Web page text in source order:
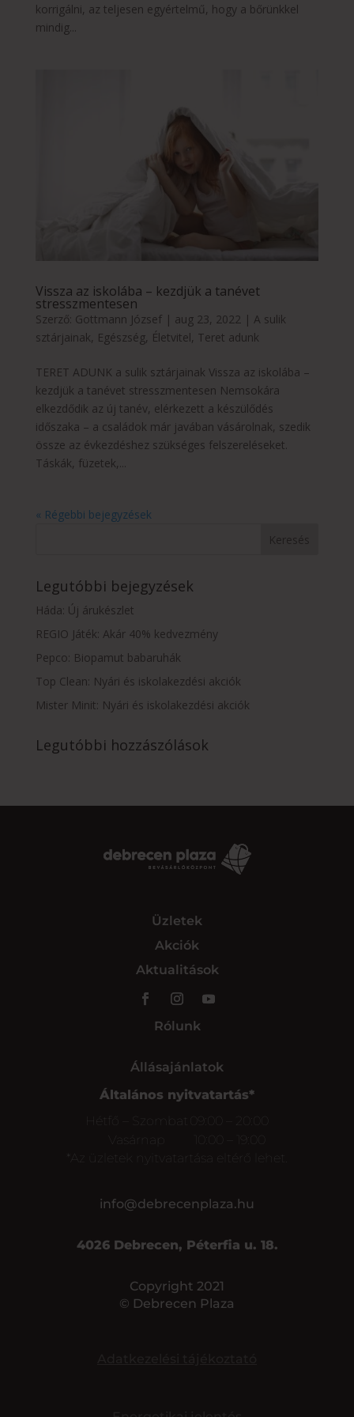
korrigálni, az teljesen egyértelmű, hogy a bőrünkkel
mindig...
Vissza az iskolába – kezdjük a tanévet
stresszmentesen
Szerző: Gottmann József| aug 23, 2022| A sulik
sztárjainak, Egészség, Életvitel, Teret adunk
TERET ADUNK a sulik sztárjainak Vissza az iskolába –
kezdjük a tanévet stresszmentesen Nemsokára
elkezdődik az új tanév, elérkezett a készülődés
időszaka – a családok már javában vásárolnak, szedik
össze az évkezdéshez szükséges felszereléseket.
Táskák, füzetek,...
« Régebbi bejegyzések
Legutóbbi bejegyzések
Háda: Új árukészlet
REGIO Játék: Akár 40% kedvezmény
Pepco: Biopamut babaruhák
Top Clean: Nyári és iskolakezdési akciók
Mister Minit: Nyári és iskolakezdési akciók
Legutóbbi hozzászólások
Üzletek
Akciók
Aktualitások
Rólunk
Állásajánlatok
Általános nyitvatartás*
Hétfő – Szombat
09:00 – 20:00
Vasárnap
*Az üzletek nyitvatartása eltérő lehet.
info@debrecenplaza.hu
4026 Debrecen, Péterfia u. 18.
Copyright 2021
© Debrecen Plaza